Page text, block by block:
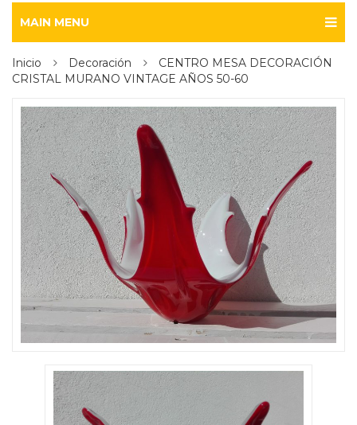
MAIN MENU
Inicio Decoración
CENTRO MESA DECORACIÓN
CRISTAL MURANO VINTAGE AÑOS 50-60